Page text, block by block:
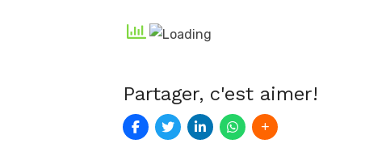
Partager, c'est aimer!